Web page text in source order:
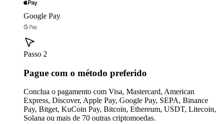
Google Pay
Passo 2
Pague com o método preferido
Conclua o pagamento com Visa, Mastercard, American
Express, Discover, Apple Pay, Google Pay, SEPA, Binance
Pay, Bitget, KuCoin Pay, Bitcoin, Ethereum, USDT, Litecoin,
Solana ou mais de 70 outras criptomoedas.